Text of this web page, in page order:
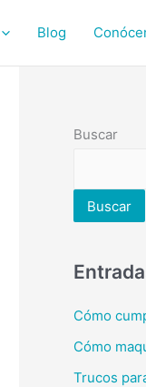
Blog
Buscar
Buscar
Cómo
Cómo
Trucos